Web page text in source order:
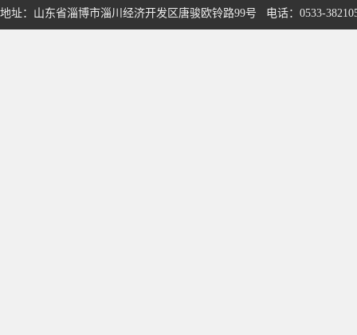
地址：山东省淄博市淄川经济开发区唐骏欧铃路99号 电话：0533-